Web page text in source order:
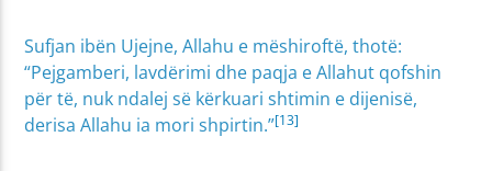
Sufjan ibën Ujejne, Allahu e mëshiroftë, thotë:
“Pejgamberi, lavdërimi dhe paqja e Allahut qofshin
për të, nuk ndalej së kërkuari shtimin e dijenisë,
derisa Allahu ia mori shpirtin.”[13]